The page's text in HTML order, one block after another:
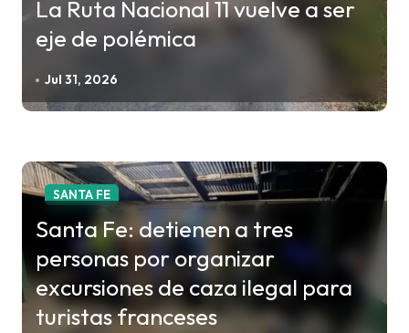
La Ruta Nacional 11 vuelve a ser
eje de polémica
Jul 31, 2026
SANTA FE
Santa Fe: detienen a tres
personas por organizar
excursiones de caza ilegal para
turistas franceses